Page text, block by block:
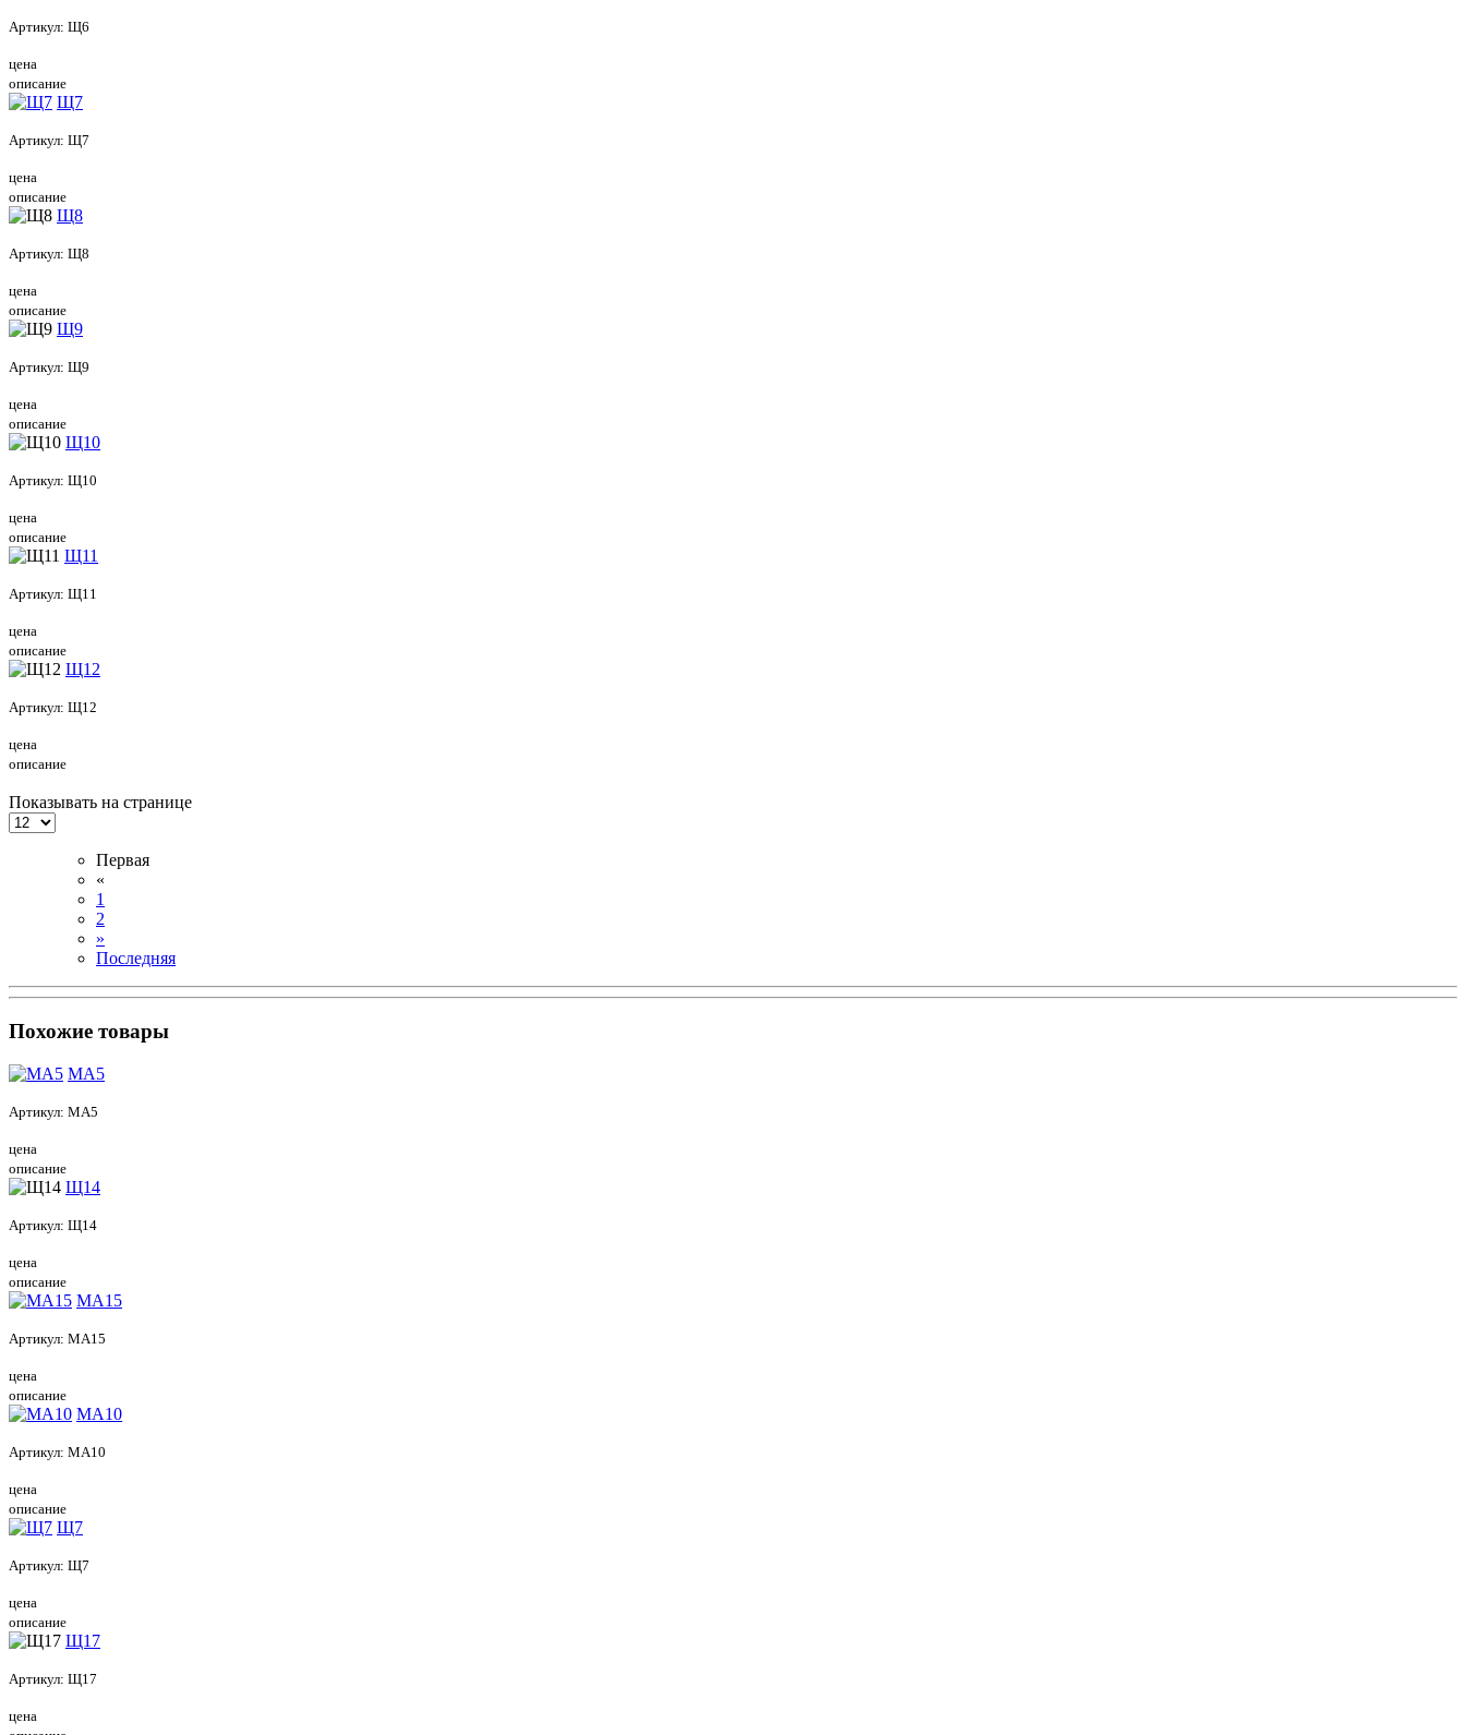
Артикул: Щ6
цена
описание
Щ7
Артикул: Щ7
цена
описание
Щ8
Артикул: Щ8
цена
описание
Щ9
Артикул: Щ9
цена
описание
Щ10
Артикул: Щ10
цена
описание
Щ11
Артикул: Щ11
цена
описание
Щ12
Артикул: Щ12
цена
описание
Показывать на странице
Первая
«
1
2
»
Последняя
Похожие товары
МА5
Артикул: МА5
цена
описание
Щ14
Артикул: Щ14
цена
описание
МА15
Артикул: МА15
цена
описание
МА10
Артикул: МА10
цена
описание
Щ7
Артикул: Щ7
цена
описание
Щ17
Артикул: Щ17
цена